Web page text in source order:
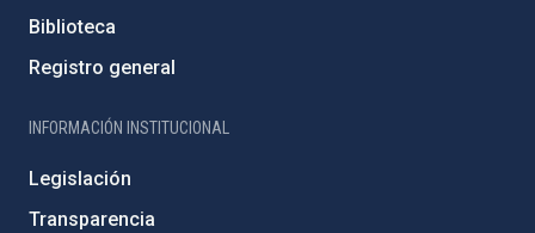
Biblioteca
Registro general
INFORMACIÓN INSTITUCIONAL
Legislación
Transparencia